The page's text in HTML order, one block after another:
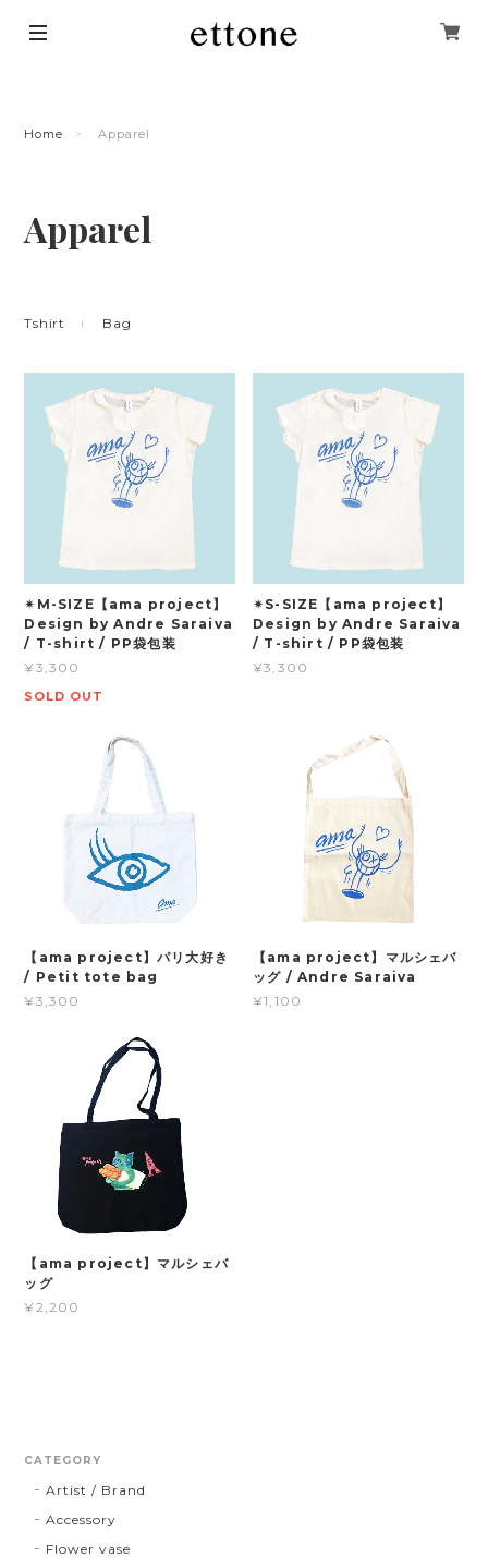
Home Apparel
Apparel
Tshirt Bag
✴︎M-SIZE【ama project】
Design by Andre Saraiva
/ T-shirt / PP袋包装
¥3,300
SOLD OUT
✴︎S-SIZE【ama project】
Design by Andre Saraiva
/ T-shirt / PP袋包装
¥3,300
【ama project】パリ大好き
/ Petit tote bag
¥3,300
【ama project】マルシェバ
ッグ / Andre Saraiva
¥1,100
【ama project】マルシェバ
ッグ
¥2,200
CATEGORY
Artist / Brand
Accessory
Flower vase